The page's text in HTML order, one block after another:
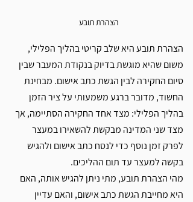
הצהרת תובע
הצהרת תובע היא שלב קריטי בהליך הפלילי,
משום שהיא מוגשת בדיוק בנקודת המעבר שבין
סיום החקירה לבין הגשת כתב אישום. מבחינת
החשוד, מדובר ברגע משמעותי על ציר הזמן
בהליך הפלילי: מצד אחד החקירה הסתיימה, אך
מצד שני המדינה מבקשת להשאירו במעצר
לפרק זמן נוסף כדי לנסח כתב אישום ולהגיש
בקשה למעצר עד תום ההליכים.
מהי הצהרת תובע, מתי ניתן להגיש אותה, האם
היא מחייבת הגשת כתב אישום, והאם עדיין